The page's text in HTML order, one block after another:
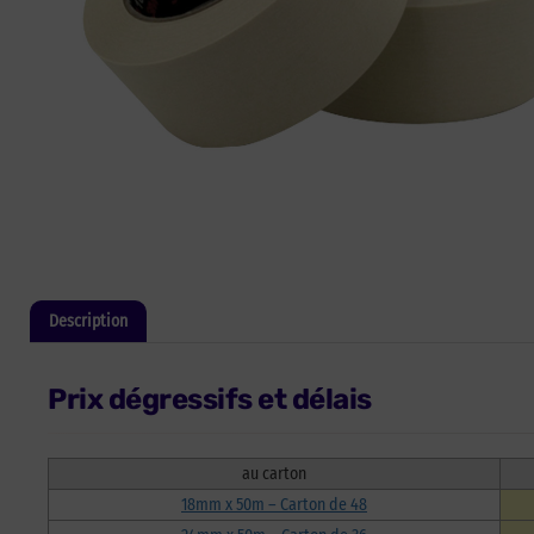
Description
Prix dégressifs et délais
au carton
18mm x 50m – Carton de 48